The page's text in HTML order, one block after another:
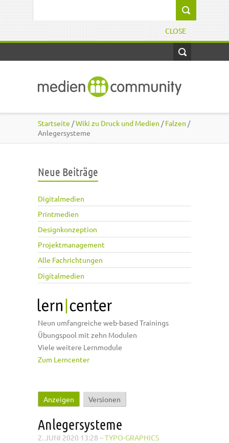
CLOSE
Startseite /Wiki zu Druck und Medien /Falzen /
Anlegersysteme
Neue Beiträge
Digitalmedien
Printmedien
Designkonzeption
Projektmanagement
Alle Fachrichtungen
Digitalmedien
Neun umfangreiche web-based Trainings
Übungspool mit zehn Modulen
Viele weitere Lernmodule
Zum Lerncenter
Haupt-Reiter
Anzeigen (aktiver Reiter)
Versionen
Anlegersysteme
2. JUNI 2020 13:28 –TYPO-GRAPHICS